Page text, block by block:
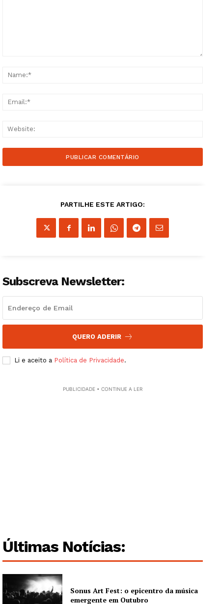
Guimarães, agora!
PARTILHE ESTE ARTIGO:
Subscreva Newsletter:
QUERO ADERIR
Li e aceito a Política de Privacidade.
PUBLICIDADE • CONTINUE A LER
Últimas Notícias:
Sonus Art Fest: o epicentro da música
emergente em Outubro